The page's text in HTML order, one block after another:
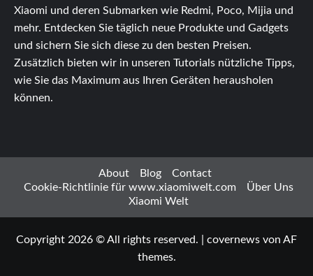
Xiaomi und deren Submarken wie Redmi, Poco, Mijia und
mehr. Entdecken Sie täglich neue Produkte und Gadgets
und sichern Sie sich diese zu den besten Preisen.
Zusätzlich bieten wir in unseren Tutorials nützliche Tipps,
wie Sie das Maximum aus Ihren Geräten herausholen
können.
About Blog
Contact
Cookie-Richtlinie für www.xiaomiwelt.com
Über Uns
Xiaomi Welt
Copyright 2026 © All rights reserved. covernews von AF
themes.